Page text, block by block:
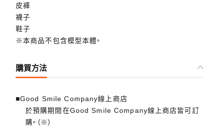
皮褲
襪子
鞋子
※本商品不包含模型本體。
購買方法
■Good Smile Company線上商店
於預購期間在Good Smile Company線上商店皆可訂
購。（※）